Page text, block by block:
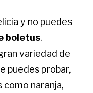
y no puedes
boletus.
variedad de
puedes probar,
como naranja,